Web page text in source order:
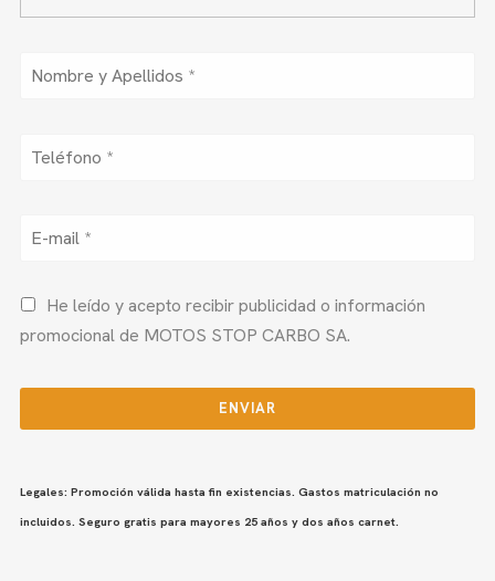
He leído y acepto recibir publicidad o información
promocional de MOTOS STOP CARBO SA.
Legales: Promoción válida hasta fin existencias. Gastos matriculación no
incluidos. Seguro gratis para mayores 25 años y dos años carnet.